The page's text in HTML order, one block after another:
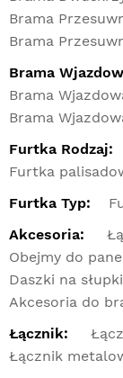
Brama
Brama
Brama
Brama
Brama
Furtka Rodzaj:
Furtka
Furtka Typ:
Akcesoria:
Obejmy do
Daszki na słupki
Akcesoria do
Łącznik:
Łącznik